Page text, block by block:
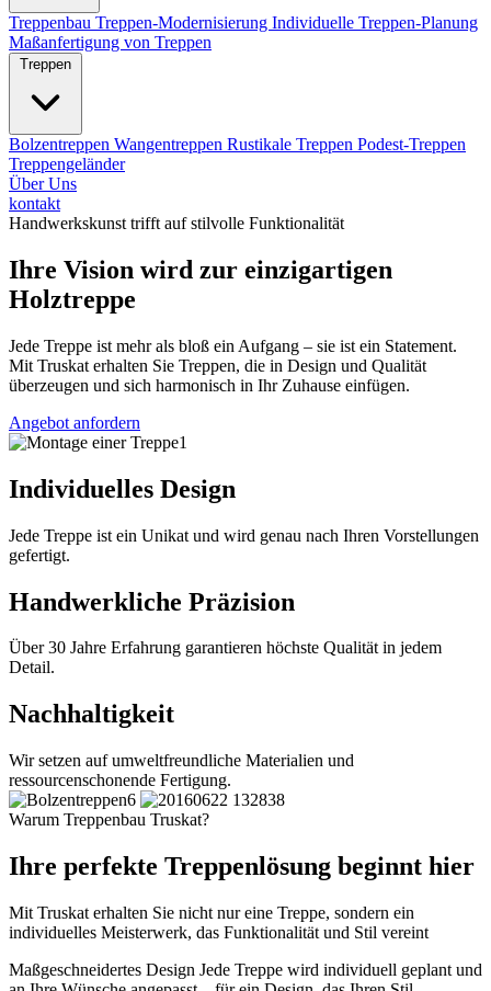
Treppenbau Treppen-Modernisierung Individuelle Treppen-Planung
Maßanfertigung von Treppen
Treppen
Bolzentreppen Wangentreppen Rustikale Treppen Podest-Treppen
Treppengeländer
Über Uns
kontakt
Handwerkskunst trifft auf stilvolle Funktionalität
Ihre Vision wird zur einzigartigen
Holztreppe
Jede Treppe ist mehr als bloß ein Aufgang – sie ist ein Statement.
Mit Truskat erhalten Sie Treppen, die in Design und Qualität
überzeugen und sich harmonisch in Ihr Zuhause einfügen.
Angebot anfordern
Individuelles Design
Jede Treppe ist ein Unikat und wird genau nach Ihren Vorstellungen
gefertigt.
Handwerkliche Präzision
Über 30 Jahre Erfahrung garantieren höchste Qualität in jedem
Detail.
Nachhaltigkeit
Wir setzen auf umweltfreundliche Materialien und
ressourcenschonende Fertigung.
Warum Treppenbau Truskat?
Ihre perfekte Treppenlösung beginnt hier
Mit Truskat erhalten Sie nicht nur eine Treppe, sondern ein
individuelles Meisterwerk, das Funktionalität und Stil vereint
Maßgeschneidertes Design Jede Treppe wird individuell geplant und